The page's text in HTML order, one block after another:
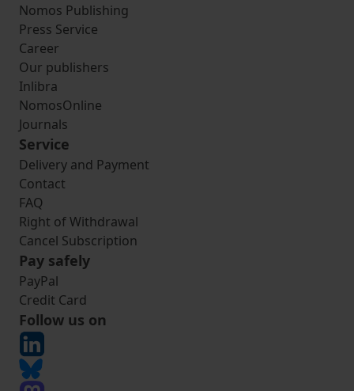
Nomos Publishing
Press Service
Career
Our publishers
Inlibra
NomosOnline
Journals
Service
Delivery and Payment
Contact
FAQ
Right of Withdrawal
Cancel Subscription
Pay safely
PayPal
Credit Card
Follow us on